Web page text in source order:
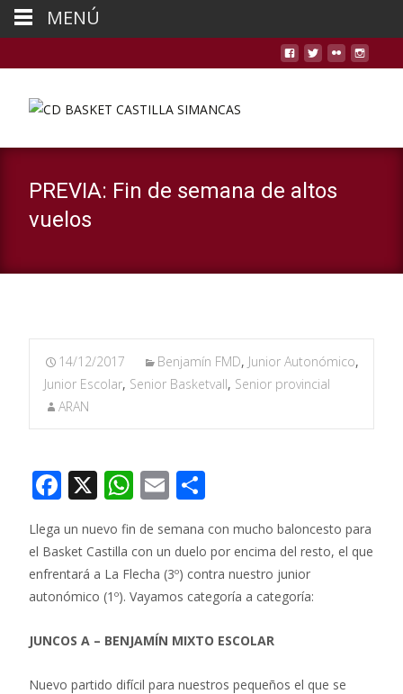
PREVIA: Fin de semana de altos
vuelos
14/12/2017 Benjamín FMD, Junior Autonómico,
Junior Escolar, Senior Basketvall, Senior provincial
ARAN
F
e
b
o
o
k
X W
h
at
s
A
p
p
E
ai
l
m
p
ar
ti
r
Llega un nuevo fin de semana con mucho baloncesto para
el Basket Castilla con un duelo por encima del resto, el que
enfrentará a La Flecha (3º) contra nuestro junior
autonómico (1º). Vayamos categoría a categoría:
JUNCOS A – BENJAMÍN MIXTO ESCOLAR
Nuevo partido difícil para nuestros pequeños el que se
MENÚ